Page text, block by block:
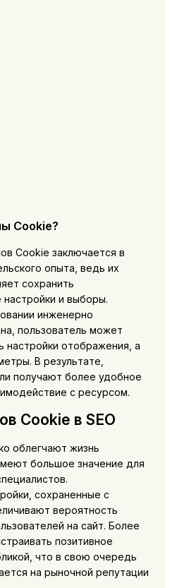
Cookie?
Cookie заключается в
опыта, ведь их
сохранить
и выборы.
инженерно
пользователь может
настройки отображения, а
В результате,
получают более удобное
с ресурсом.
Cookie в SEO
облегчают жизнь
большое значение для
сохраненные с
вероятность
на сайт. Более
позитивное
что в свою очередь
на рыночной репутации